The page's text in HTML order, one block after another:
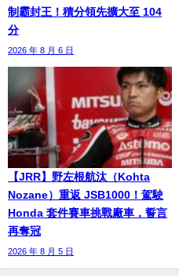
制霸封王！積分領先擴大至 104
分
2026 年 8 月 6 日
【JRR】野左根航汰（Kohta
Nozane）重返 JSB1000！駕駛
Honda 套件賽車挑戰廠車，誓言
再奪冠
2026 年 8 月 5 日